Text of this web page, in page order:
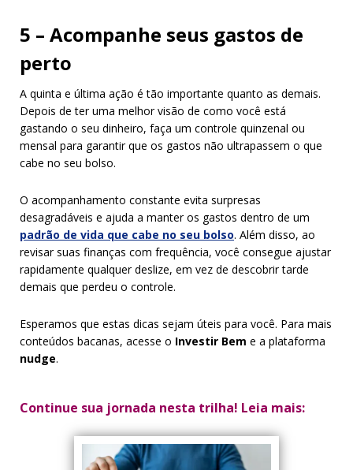
5 – Acompanhe seus gastos de
perto
A quinta e última ação é tão importante quanto as demais.
Depois de ter uma melhor visão de como você está
gastando o seu dinheiro, faça um controle quinzenal ou
mensal para garantir que os gastos não ultrapassem o que
cabe no seu bolso.
O acompanhamento constante evita surpresas
desagradáveis e ajuda a manter os gastos dentro de um
padrão de vida que cabe no seu bolso. Além disso, ao
revisar suas finanças com frequência, você consegue ajustar
rapidamente qualquer deslize, em vez de descobrir tarde
demais que perdeu o controle.
Esperamos que estas dicas sejam úteis para você. Para mais
conteúdos bacanas, acesse o Investir Bem e a plataforma
nudge.
Continue sua jornada nesta trilha! Leia mais: